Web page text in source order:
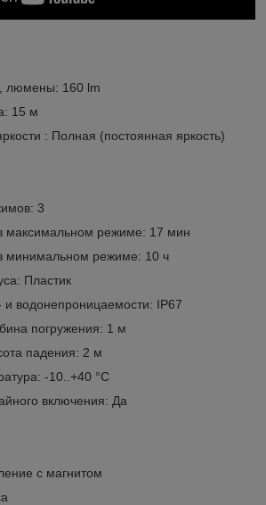
люмены: 160 lm
15 м
: Полная (постоянная яркость)
3
максимальном режиме: 17 мин
минимальном режиме: 10 ч
Пластик
водонепроницаемости: IP67
погружения: 1 м
падения: 2 м
-10..+40 °C
включения: Да
с магнитом